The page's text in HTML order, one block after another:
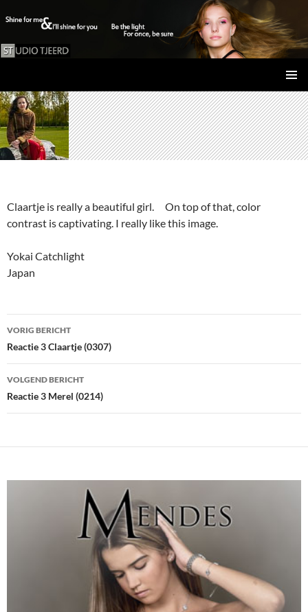
MENU
NAAR
DE
INHOUD
Claartje is really a beautiful girl. On top of that, color
contrast is captivating. I really like this image.
Yokai Catchlight
Japan
Bericht
navigatie
VORIG BERICHT
Reactie 3 Claartje (0307)
VOLGEND BERICHT
Reactie 3 Merel (0214)